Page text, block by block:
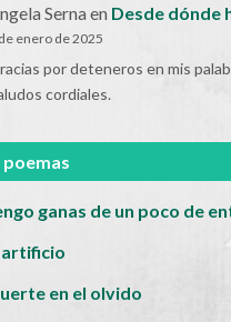
Serna en Desde dónde
enero de 2025
por deteneros en mis
cordiales.
ganas de un poco de
artificio
en el olvido